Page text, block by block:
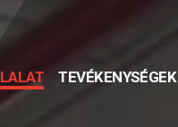
TEVÉKENYSÉGEK